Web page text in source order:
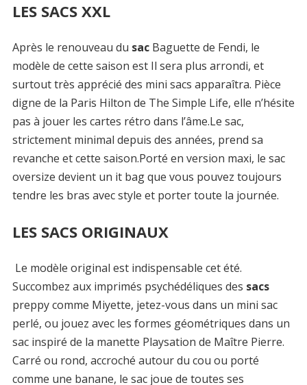
LES SACS XXL
Après le renouveau du sacBaguette de Fendi, le
modèle de cette saison est Il sera plus arrondi, et
surtout très apprécié des mini sacs apparaîtra. Pièce
digne de la Paris Hilton de The Simple Life, elle n’hésite
pas à jouer les cartes rétro dans l’âme.Le sac,
strictement minimal depuis des années, prend sa
revanche et cette saison.Porté en version maxi, le sac
oversize devient un it bag que vous pouvez toujours
tendre les bras avec style et porter toute la journée.
LES SACS ORIGINAUX
Le modèle original est indispensable cet été.
Succombez aux imprimés psychédéliques des sacs
preppy comme Miyette, jetez-vous dans un mini sac
perlé, ou jouez avec les formes géométriques dans un
sac inspiré de la manette Playsation de Maître Pierre.
Carré ou rond, accroché autour du cou ou porté
comme une banane, le sac joue de toutes ses